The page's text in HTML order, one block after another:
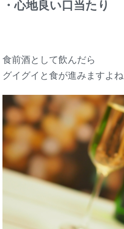
・心地良い口当たり
食前酒として飲んだら
グイグイと食が進みますよね